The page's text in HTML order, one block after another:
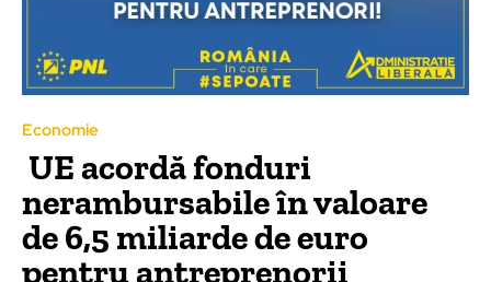
Economie
UE acordă fonduri
nerambursabile în valoare
de 6,5 miliarde de euro
pentru antreprenorii